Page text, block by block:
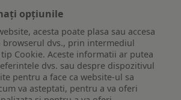
opțiunile
acesta poate plasa sau accesa
dvs., prin intermediul
Cookie. Aceste informatii ar putea
dvs. sau despre dispozitivul
pentru a face ca website-ul sa
va asteptati, pentru a va oferi